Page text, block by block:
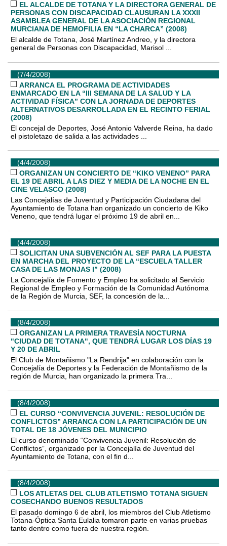
EL ALCALDE DE TOTANA Y LA DIRECTORA GENERAL DE
PERSONAS CON DISCAPACIDAD CLAUSURAN LA XXXII
ASAMBLEA GENERAL DE LA ASOCIACIÓN REGIONAL
MURCIANA DE HEMOFILIA EN “LA CHARCA” (2008)
El alcalde de Totana, José Martínez Andreo, y la directora
general de Personas con Discapacidad, Marisol ...
(7/4/2008)
ARRANCA EL PROGRAMA DE ACTIVIDADES
ENMARCADO EN LA “III SEMANA DE LA SALUD Y LA
ACTIVIDAD FÍSICA” CON LA JORNADA DE DEPORTES
ALTERNATIVOS DESARROLLADA EN EL RECINTO FERIAL
(2008)
El concejal de Deportes, José Antonio Valverde Reina, ha dado
el pistoletazo de salida a las actividades ...
(4/4/2008)
ORGANIZAN UN CONCIERTO DE “KIKO VENENO” PARA
EL 19 DE ABRIL A LAS DIEZ Y MEDIA DE LA NOCHE EN EL
CINE VELASCO (2008)
Las Concejalías de Juventud y Participación Ciudadana del
Ayuntamiento de Totana han organizado un concierto de Kiko
Veneno, que tendrá lugar el próximo 19 de abril en...
(4/4/2008)
SOLICITAN UNA SUBVENCIÓN AL SEF PARA LA PUESTA
EN MARCHA DEL PROYECTO DE LA “ESCUELA TALLER
CASA DE LAS MONJAS I” (2008)
La Concejalía de Fomento y Empleo ha solicitado al Servicio
Regional de Empleo y Formación de la Comunidad Autónoma
de la Región de Murcia, SEF, la concesión de la...
(8/4/2008)
ORGANIZAN LA PRIMERA TRAVESÍA NOCTURNA
"CIUDAD DE TOTANA", QUE TENDRÁ LUGAR LOS DÍAS 19
Y 20 DE ABRIL
El Club de Montañismo "La Rendrija" en colaboración con la
Concejalía de Deportes y la Federación de Montañismo de la
región de Murcia, han organizado la primera Tra...
(8/4/2008)
EL CURSO “CONVIVENCIA JUVENIL: RESOLUCIÓN DE
CONFLICTOS” ARRANCA CON LA PARTICIPACIÓN DE UN
TOTAL DE 18 JÓVENES DEL MUNICIPIO
El curso denominado “Convivencia Juvenil: Resolución de
Conflictos”, organizado por la Concejalía de Juventud del
Ayuntamiento de Totana, con el fin d...
(8/4/2008)
LOS ATLETAS DEL CLUB ATLETISMO TOTANA SIGUEN
COSECHANDO BUENOS RESULTADOS
El pasado domingo 6 de abril, los miembros del Club Atletismo
Totana-Óptica Santa Eulalia tomaron parte en varias pruebas
tanto dentro como fuera de nuestra región.